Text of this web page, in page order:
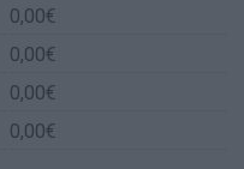
0,00€
0,00€
0,00€
0,00€